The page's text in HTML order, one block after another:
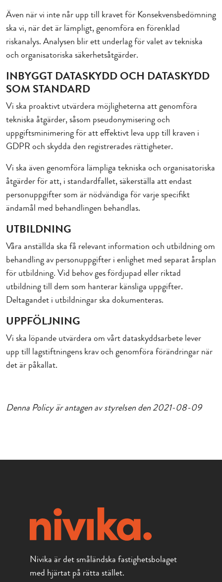
Även när vi inte når upp till kravet för Konsekvensbedömning
ska vi, när det är lämpligt, genomföra en förenklad
riskanalys. Analysen blir ett underlag för valet av tekniska
och organisatoriska säkerhetsåtgärder.
INBYGGT DATASKYDD OCH DATASKYDD
SOM STANDARD
Vi ska proaktivt utvärdera möjligheterna att genomföra
tekniska åtgärder, såsom pseudonymisering och
uppgiftsminimering för att effektivt leva upp till kraven i
GDPR och skydda den registrerades rättigheter.
Vi ska även genomföra lämpliga tekniska och organisatoriska
åtgärder för att, i standardfallet, säkerställa att endast
personuppgifter som är nödvändiga för varje specifikt
ändamål med behandlingen behandlas.
UTBILDNING
Våra anställda ska få relevant information och utbildning om
behandling av personuppgifter i enlighet med separat årsplan
för utbildning. Vid behov ges fördjupad eller riktad
utbildning till dem som hanterar känsliga uppgifter.
Deltagandet i utbildningar ska dokumenteras.
UPPFÖLJNING
Vi ska löpande utvärdera om vårt dataskyddsarbete lever
upp till lagstiftningens krav och genomföra förändringar när
det är påkallat.
Denna Policy är antagen av styrelsen den 2021-08-09
Nivika är det småländska fastighetsbolaget
med hjärtat på rätta stället.